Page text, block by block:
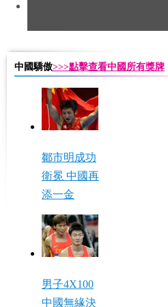
中國驕傲>>>點擊查看中國所有獎牌
鄒市明成功
衛冕 中國再
添一金
男子4X100
中國無緣決